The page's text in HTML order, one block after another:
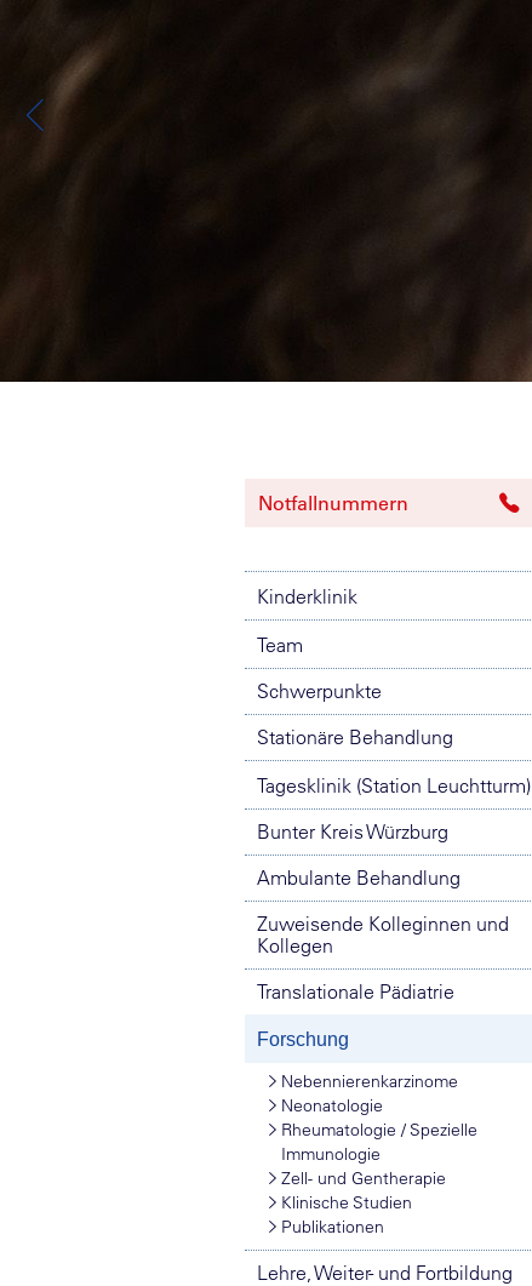
Notfallnummern
Kinderklinik
Team
Schwerpunkte
Stationäre Behandlung
Tagesklinik (Station Leuchtturm)
Bunter Kreis Würzburg
Ambulante Behandlung
Zuweisende Kolleginnen und
Kollegen
Translationale Pädiatrie
Forschung
Nebennierenkarzinome
Neonatologie
Rheumatologie / Spezielle
Immunologie
Zell- und Gentherapie
Klinische Studien
Publikationen
Lehre, Weiter- und Fortbildung